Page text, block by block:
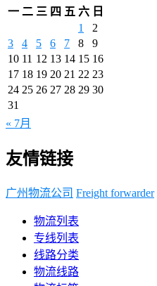
一 二 三 四 五 六 日
1
2
3
4 5 6 7 8
9
10 11 12 13 14 15 16
17 18 19 20 21 22 23
24 25 26 27 28 29 30
31
« 7月
友情链接
广州物流公司 Freight forwarder
物流列表
专线列表
线路分类
物流线路